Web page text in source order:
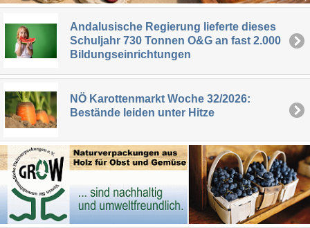
Andalusische Regierung lieferte dieses
Schuljahr 730 Tonnen O&G an fast 2.000
Bildungseinrichtungen
NÖ Karottenmarkt Woche 32/2026:
Bestände leiden unter Hitze